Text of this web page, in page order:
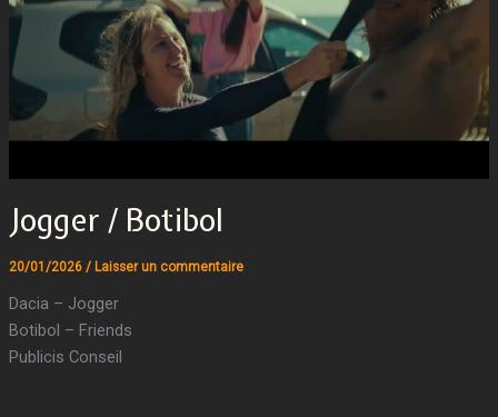
Jogger / Botibol
20/01/2026 / Laisser un commentaire
Dacia – Jogger
Botibol – Friends
Publicis Conseil